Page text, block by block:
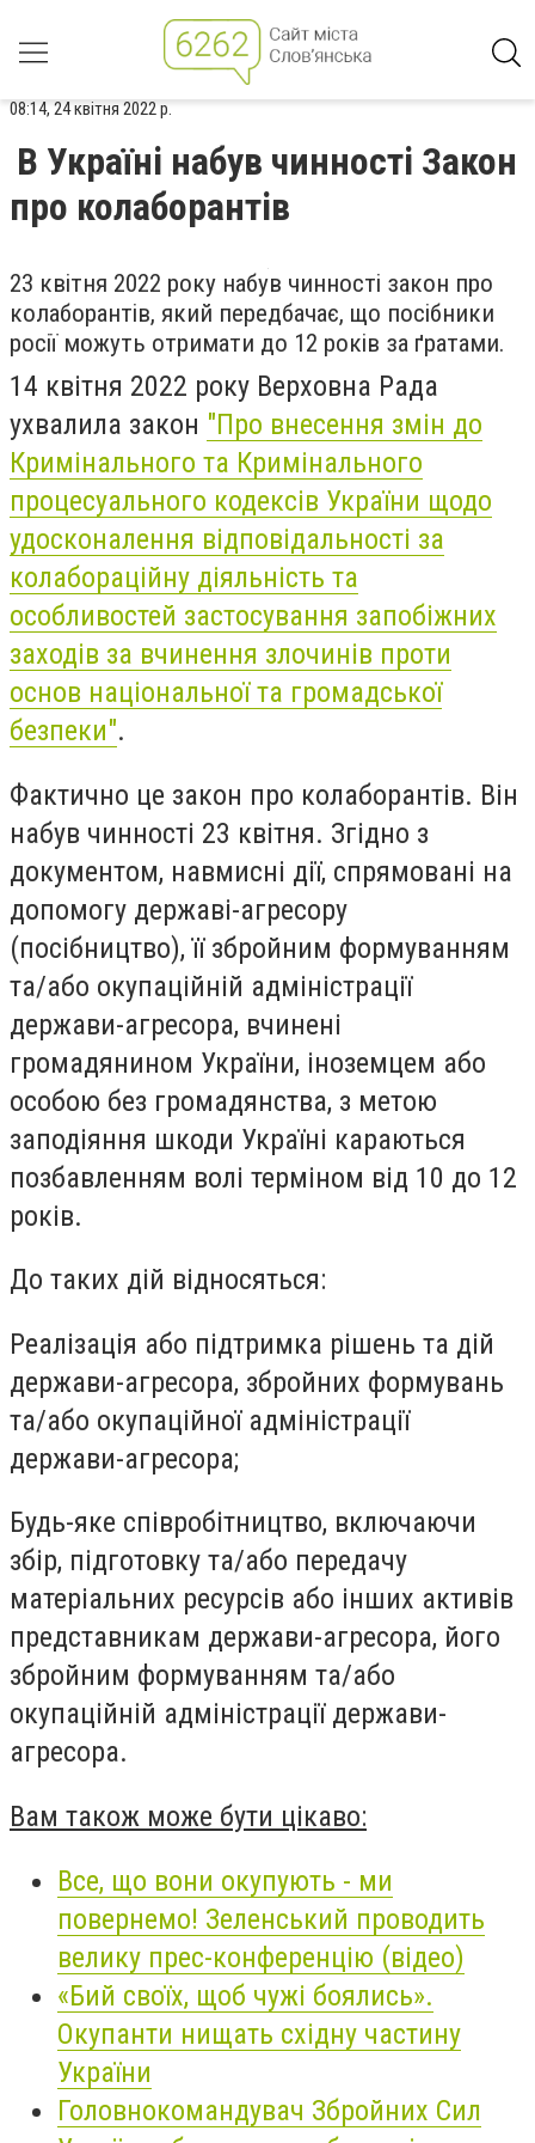
08:14, 24 квітня 2022 р.
В Україні набув чинності Закон
про колаборантів
23 квітня 2022 року набув чинності закон про
колаборантів, який передбачає, що посібники
росії можуть отримати до 12 років за ґратами.
14 квітня 2022 року Верховна Рада
ухвалила закон "Про внесення змін до
Кримінального та Кримінального
процесуального кодексів України щодо
удосконалення відповідальності за
колабораційну діяльність та
особливостей застосування запобіжних
заходів за вчинення злочинів проти
основ національної та громадської
безпеки".
Фактично це закон про колаборантів. Він
набув чинності 23 квітня. Згідно з
документом, навмисні дії, спрямовані на
допомогу державі-агресору
(посібництво), її збройним формуванням
та/або окупаційній адміністрації
держави-агресора, вчинені
громадянином України, іноземцем або
особою без громадянства, з метою
заподіяння шкоди Україні караються
позбавленням волі терміном від 10 до 12
років.
До таких дій відносяться:
Реалізація або підтримка рішень та дій
держави-агресора, збройних формувань
та/або окупаційної адміністрації
держави-агресора;
Будь-яке співробітництво, включаючи
збір, підготовку та/або передачу
матеріальних ресурсів або інших активів
представникам держави-агресора, його
збройним формуванням та/або
окупаційній адміністрації держави-
агресора.
Вам також може бути цікаво:
Все, що вони окупують - ми
повернемо! Зеленський проводить
велику прес-конференцію (відео)
«Бий своїх, щоб чужі боялись».
Окупанти нищать східну частину
України
Головнокомандувач Збройних Сил